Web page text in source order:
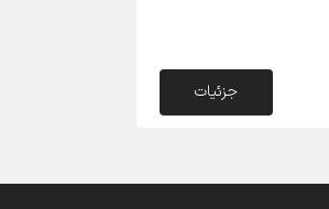
جزئیات